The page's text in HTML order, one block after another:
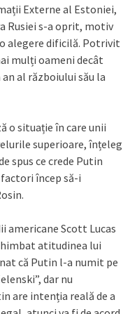
Externe al Estoniei,
Rusiei s-a oprit, motiv
alegere dificilă. Potrivit
mulți oameni decât
al războiului său la
o situație în care unii
superioare, înțeleg
spus ce crede Putin
încep să-i
americane Scott Lucas
atitudinea lui
că Putin l-a numit pe
dar nu
are intenția reală de a